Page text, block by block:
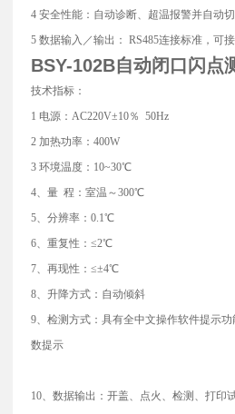
4 安全性能：自动诊断、超温报警并自动
5 数据输入／输出： RS485连接标准，可
BSY-102B自动闭口闪点
技术指标：
1 电源：AC220V±10％ 50Hz
2 加热功率：400W
3 环境温度：10~30℃
4、量 程：室温～300℃
5、分辨率：0.1℃
6、重复性：≤2℃
7、再现性：≤±4℃
8、升降方式：自动倾斜
9、检测方式：具有全中文操作软件提示
数提示
10、数据输出：开盖、点火、检测、打印